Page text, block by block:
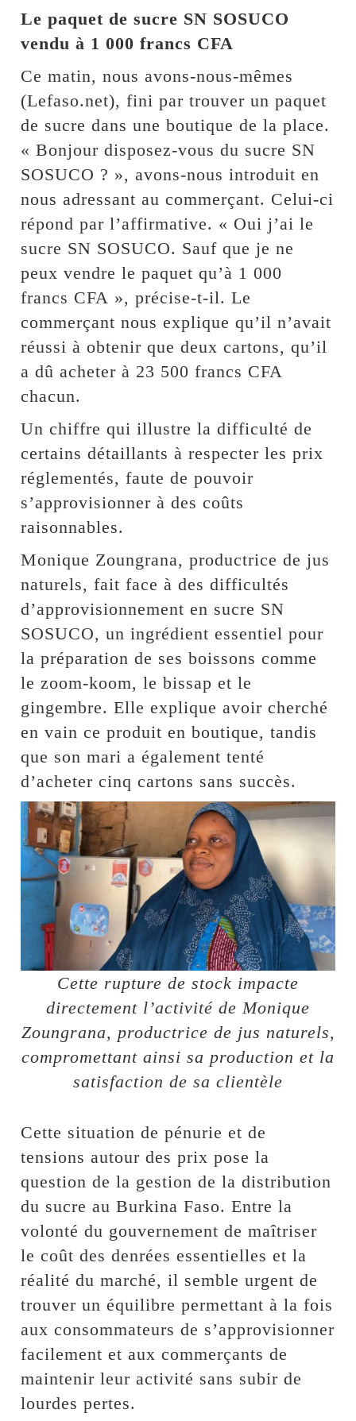
Le paquet de sucre SN SOSUCO
vendu à 1 000 francs CFA
Ce matin, nous avons-nous-mêmes
(Lefaso.net), fini par trouver un paquet
de sucre dans une boutique de la place.
« Bonjour disposez-vous du sucre SN
SOSUCO ? », avons-nous introduit en
nous adressant au commerçant. Celui-ci
répond par l’affirmative. « Oui j’ai le
sucre SN SOSUCO. Sauf que je ne
peux vendre le paquet qu’à 1 000
francs CFA », précise-t-il. Le
commerçant nous explique qu’il n’avait
réussi à obtenir que deux cartons, qu’il
a dû acheter à 23 500 francs CFA
chacun.
Un chiffre qui illustre la difficulté de
certains détaillants à respecter les prix
réglementés, faute de pouvoir
s’approvisionner à des coûts
raisonnables.
Monique Zoungrana, productrice de jus
naturels, fait face à des difficultés
d’approvisionnement en sucre SN
SOSUCO, un ingrédient essentiel pour
la préparation de ses boissons comme
le zoom-koom, le bissap et le
gingembre. Elle explique avoir cherché
en vain ce produit en boutique, tandis
que son mari a également tenté
d’acheter cinq cartons sans succès.
Cette rupture de stock impacte
directement l’activité de Monique
Zoungrana, productrice de jus naturels,
compromettant ainsi sa production et la
satisfaction de sa clientèle
Cette situation de pénurie et de
tensions autour des prix pose la
question de la gestion de la distribution
du sucre au Burkina Faso. Entre la
volonté du gouvernement de maîtriser
le coût des denrées essentielles et la
réalité du marché, il semble urgent de
trouver un équilibre permettant à la fois
aux consommateurs de s’approvisionner
facilement et aux commerçants de
maintenir leur activité sans subir de
lourdes pertes.